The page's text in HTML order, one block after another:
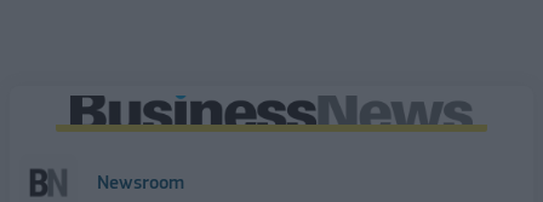
Newsroom